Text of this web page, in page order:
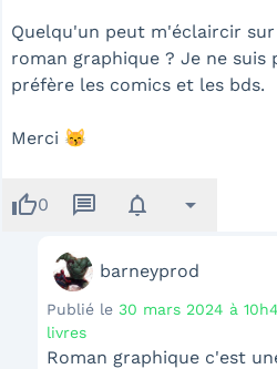
Quelqu'un peut m'éclaircir
roman graphique ? Je ne
préfère les comics et les bds.
Merci 😽
thumb_up0 message notifications arrow_drop_down
barneyprod
Publié le 30 mars 2024 à
livres
Roman graphique c'est